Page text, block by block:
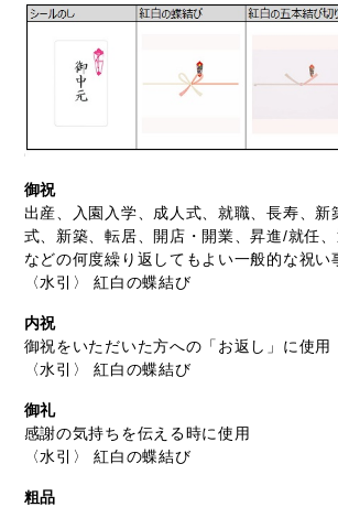
御祝
出産、入園入学、成人式、就職、長寿、新
式、新築、転居、開店・開業、昇進/就任
などの何度繰り返してもよい一般的な祝い
〈水引〉 紅白の蝶結び
内祝
御祝をいただいた方への「お返し」に使用
〈水引〉 紅白の蝶結び
御礼
感謝の気持ちを伝える時に使用
〈水引〉 紅白の蝶結び
粗品